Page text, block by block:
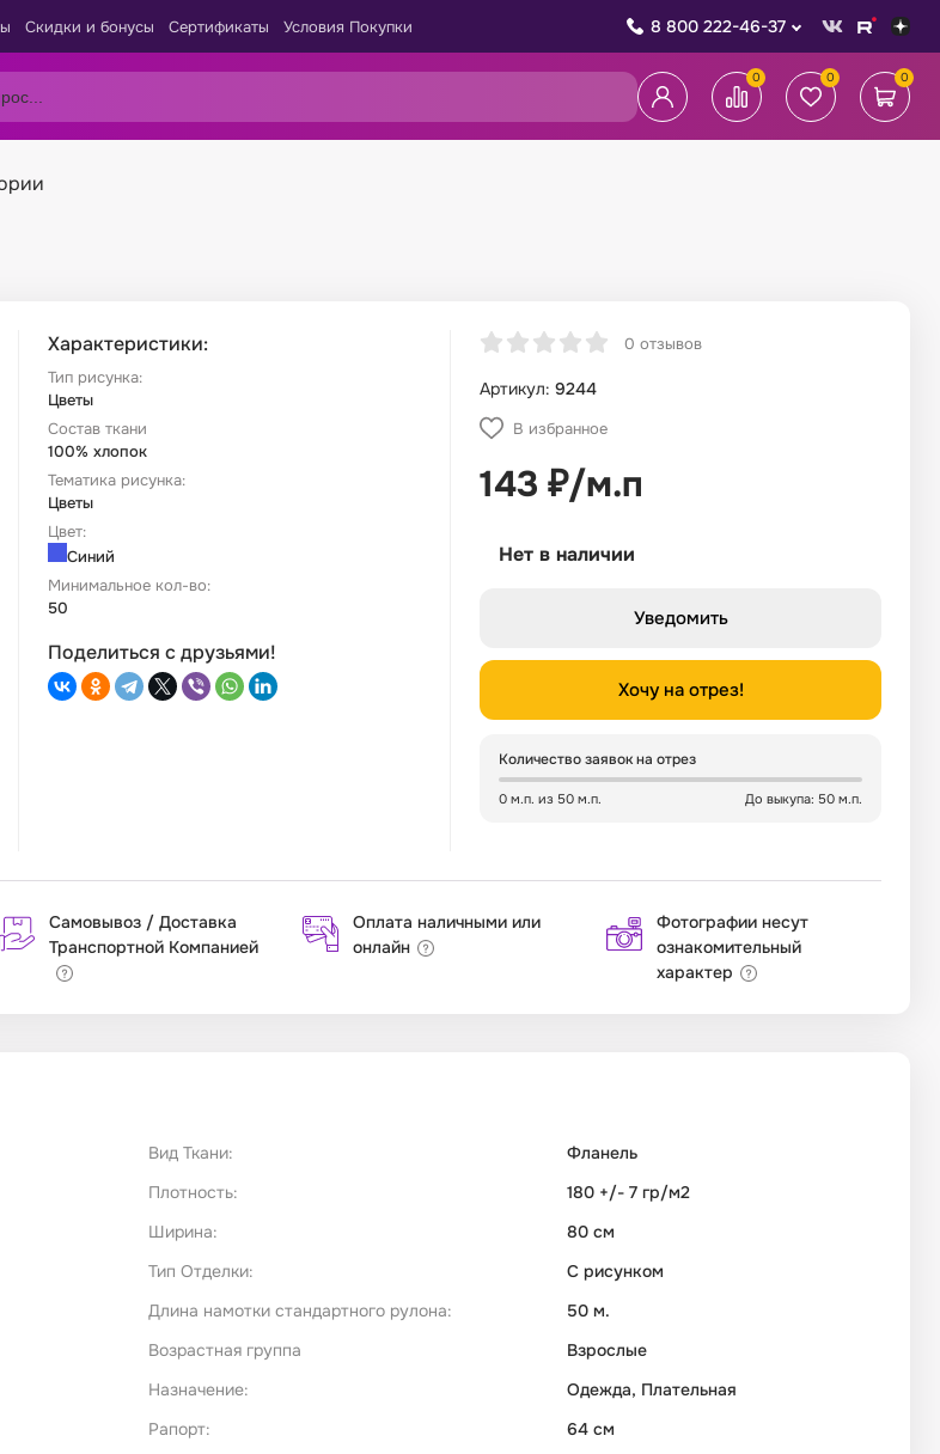
Скидки и бонусы Сертификаты Условия Покупки 8 800 222-46-37
0 0 0
Характеристики:
Тип рисунка:
Цветы
Состав ткани
100% хлопок
Тематика рисунка:
Цветы
Цвет:
Синий
Минимальное кол-во:
50
Поделиться с друзьями!
0 отзывов
Артикул: 9244
В избранное
143 ₽/м.п
Нет в наличии
Уведомить
Хочу на отрез!
Количество заявок на отрез
0 м.п. из 50 м.п. До выкупа: 50 м.п.
Самовывоз / Доставка
Транспортной Компанией
Оплата наличными или
онлайн
Фотографии несут
ознакомительный
характер
Вид Ткани:
Фланель
Плотность:
180 +/- 7 гр/м2
Ширина:
80 см
Тип Отделки:
С рисунком
Длина намотки стандартного рулона:
50 м.
Возрастная группа
Взрослые
Назначение:
Одежда, Плательная
Рапорт:
64 см